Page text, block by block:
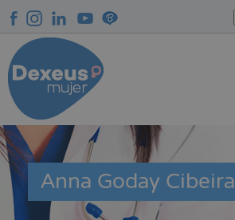
zum
Inhalt
Anna Goday Cibeira